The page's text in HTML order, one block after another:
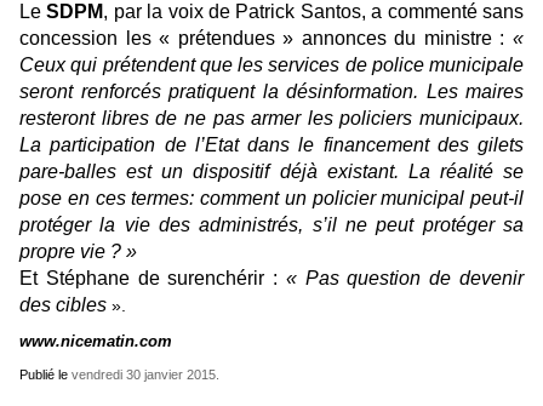
LeSDPM, par la voix de Patrick Santos, a commenté sans
concession les « prétendues » annonces du ministre : «
Ceux qui prétendent que les services de police municipale
seront renforcés pratiquent la désinformation. Les maires
resteront libres de ne pas armer les policiers municipaux.
La participation de l’Etat dans le financement des gilets
pare-balles est un dispositif déjà existant. La réalité se
pose en ces termes: comment un policier municipal peut-il
protéger la vie des administrés, s’il ne peut protéger sa
propre vie ? »
Et Stéphane de surenchérir : « Pas question de devenir
des cibles ».
www.nicematin.com
Publié le vendredi 30 janvier 2015.